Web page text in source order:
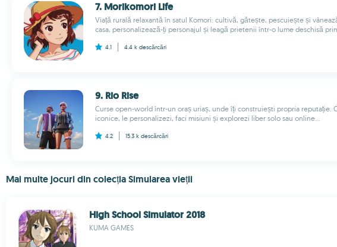
7. Morikomori Life
Viață rurală relaxantă în satul Komori: cultivă, gătește, pescuiește și
casa, personalizează-ți personajul și leagă prietenii într-o lume deschisă
4.1 4.4 k descărcări
9. Rio Rise
Curse open-world într-un oraș uriaș, unde îți construiești propria reputație.
iconice, le personalizezi, faci misiuni și explorezi liber solo sau online...
4.2 15.3 k descărcări
Mai multe jocuri din colecția Simularea vieții
High School Simulator 2018
KUMA GAMES